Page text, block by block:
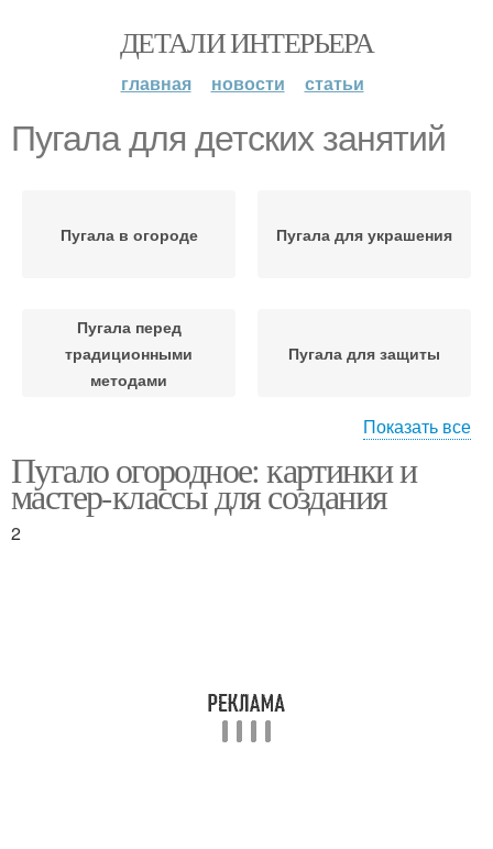
ДЕТАЛИ ИНТЕРЬЕРА
главная новости статьи
Пугала для детских занятий
Пугала в огороде Пугала для украшения
Пугала перед
традиционными
методами
Пугала для защиты
Пугала для огорода
материалов
Показать все
Пугало огородное: картинки и
мастер-классы для создания
2